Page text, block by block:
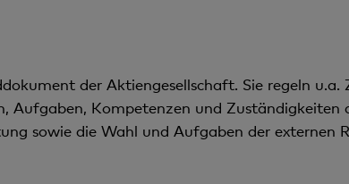
der Aktiengesellschaft. Sie regeln u.a.
Kompetenzen und Zuständigkeiten
sowie die Wahl und Aufgaben der externen